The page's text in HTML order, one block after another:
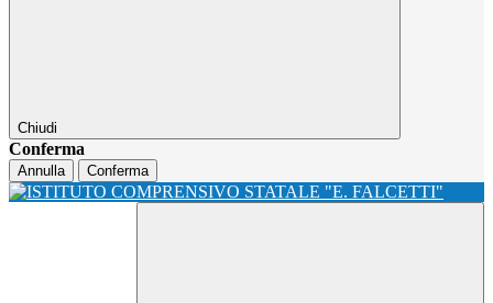
Chiudi
Conferma
Annulla Conferma